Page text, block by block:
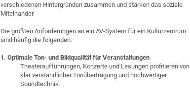
verschiedenen Hintergründen zusammen und stärken das soziale
Miteinander.
Die größten Anforderungen an ein AV-System für ein Kulturzentrum
sind häufig die folgenden:
1. Optimale Ton- und Bildqualität für Veranstaltungen
Theateraufführungen, Konzerte und Lesungen profitieren von
klar verständlicher Tonübertragung und hochwertiger
Soundtechnik.